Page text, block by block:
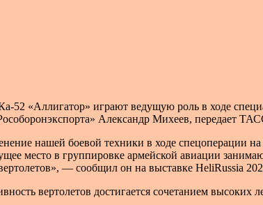
52 «Аллигатор» играют ведущую роль в ходе
Александр Михеев, передает
нашей боевой техники в ходе
место в группировке армейской авиации
— сообщил он на выставке HeliRussia
вертолетов достигается сочетанием